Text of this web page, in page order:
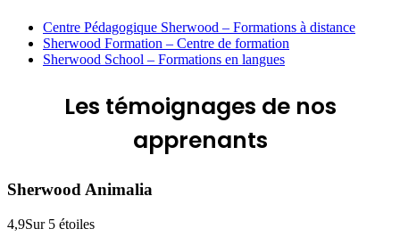
Centre Pédagogique Sherwood – Formations à distance
Sherwood Formation – Centre de formation
Sherwood School – Formations en langues
Les témoignages de nos
apprenants
Sherwood Animalia
4,9Sur 5 étoiles